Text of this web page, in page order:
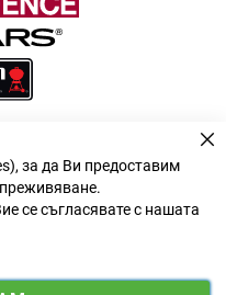
y
за да Ви предоставим
се съгласявате с нашата